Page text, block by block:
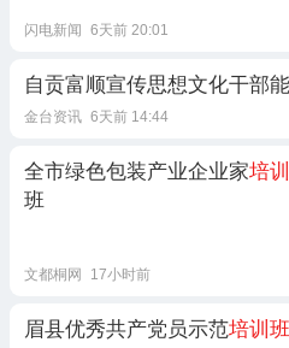
闪电新闻 6天前 20:01
自贡富顺宣传思想文化干部
金台资讯 6天前 14:44
全市绿色包装产业企业家培
班
文都桐网 17小时前
眉县优秀共产党员示范培训班